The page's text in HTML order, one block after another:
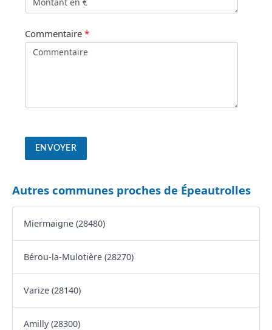
Commentaire *
Autres communes proches de Épeautrolles
Miermaigne (28480)
Bérou-la-Mulotière (28270)
Varize (28140)
Amilly (28300)